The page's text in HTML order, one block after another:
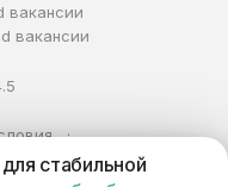
вакансии
вакансии
стабильной